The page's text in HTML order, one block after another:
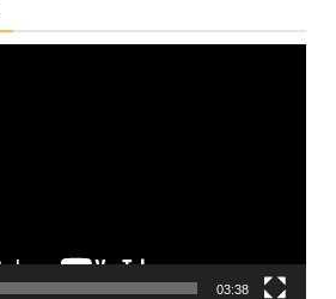
03:38